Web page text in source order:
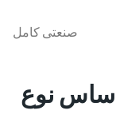
صنعتی کامل
نوع